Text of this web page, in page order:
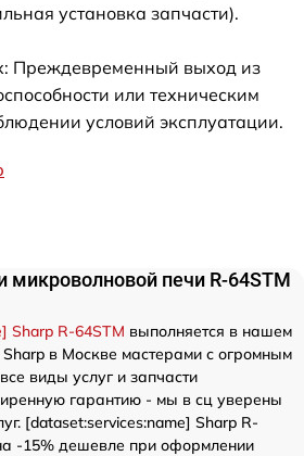
установка запчасти).
Преждевременный выход из
или техническим
условий эксплуатации.
печи R-64STM
Sharp R-64STM выполняется в нашем
в Москве мастерами с огромным
виды услуг и запчасти
гарантию - мы в сц уверены
[dataset:services:name] Sharp R-
-15% дешевле при оформлении